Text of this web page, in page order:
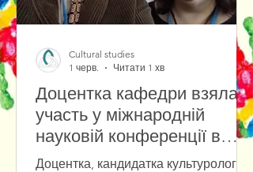
Доцентка кафедри взяла
участь у міжнародній
науковій конференції в
Університеті Вроцлава
Доцентка, кандидатка культурології
Cultural studies
1 черв.
Читати 1 хв